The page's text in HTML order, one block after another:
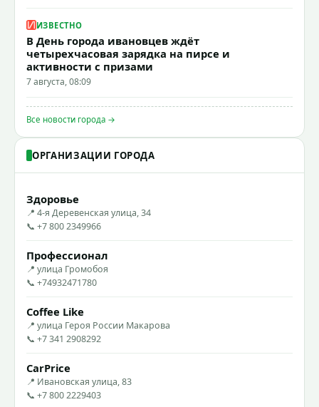
ИЗВЕСТНО
В День города ивановцев ждёт
четырехчасовая зарядка на пирсе и
активности с призами
7 августа, 08:09
Все новости города →
ОРГАНИЗАЦИИ ГОРОДА
Здоровье
📍 4-я Деревенская улица, 34
📞 +7 800 2349966
Профессионал
📍 улица Громобоя
📞 +74932471780
Coffee Like
📍 улица Героя России Макарова
📞 +7 341 2908292
CarPrice
📍 Ивановская улица, 83
📞 +7 800 2229403